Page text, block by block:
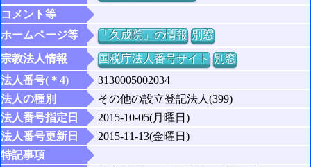
コメント等
ホームページ等
「久成院」の情報 別窓
宗教法人情報
国税庁法人番号サイト 別窓
法人番号(＊4)
3130005002034
法人の種別
その他の設立登記法人(399)
法人番号指定日
2015-10-05(月曜日)
法人番号更新日
2015-11-13(金曜日)
特記事項